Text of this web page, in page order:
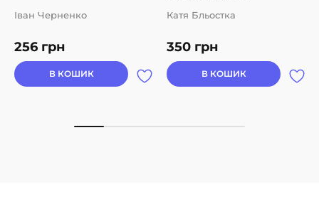
256 грн
Іван Черненко
В КОШИК
350 грн
Катя Бльостка
В КОШИК